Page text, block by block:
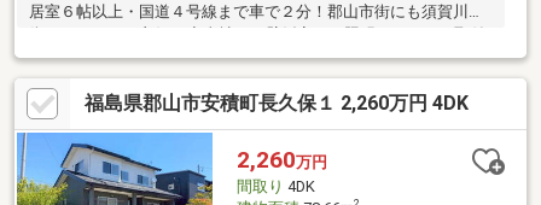
居室６帖以上・国道４号線まで車で２分！郡山市街にも須賀川市
工事も承ります！新居をこだわりの空間にしてみませんか？・網
戸・TVアンテナ・カーテンレール・エアコン・アクセントクロ
ス・フロアコーティング・猫壁・ペットドア・防草シート・防犯
カメラ・カーポート etc…◆LINEでもお問い合わせ受付中♪
ID⇒@e-concept_2住宅購入に関する不安やご要望には、不動産経
験豊富な当社スタッフが対応いたします！
福島県郡山市安積町長久保１ 2,260万円 4DK
2,260万円
間取り 4DK